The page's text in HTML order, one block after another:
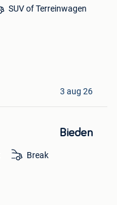
SUV of Terreinwagen
3 aug 26
Bieden
Break